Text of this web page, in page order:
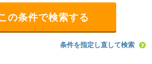
条件を指定し直して検索